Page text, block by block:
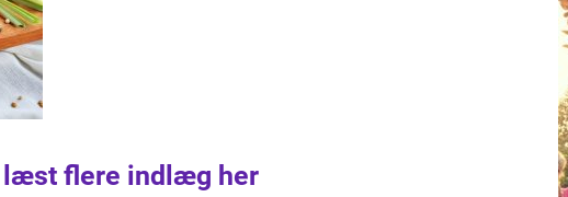
læst flere indlæg her